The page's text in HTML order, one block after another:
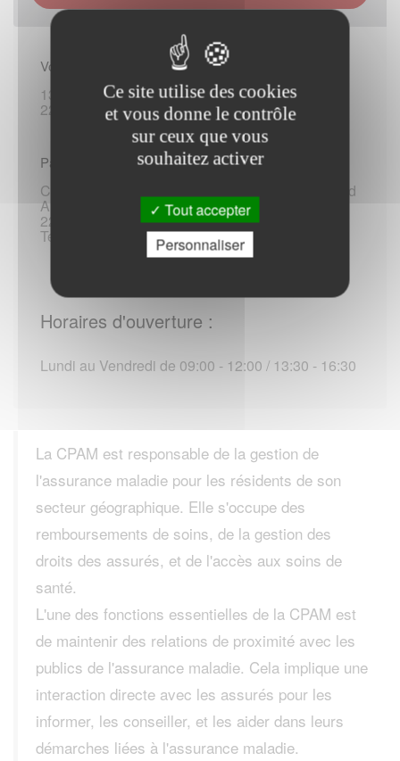
Vous rendre sur place :
13 boulevard Louis-Guilloux
22300 Lannion
Par voie postale, telephonique :
Caisse primaire d assurance maladie des Côtes-d
Armor
22024 Saint-Brieuc Cedex 1
Tel :3646 / +33 18 49 03 646 (*)
Horaires d'ouverture :
Lundi au Vendredi de 09:00 - 12:00 / 13:30 - 16:30
La CPAM est responsable de la gestion de
l'assurance maladie pour les résidents de son
secteur géographique. Elle s'occupe des
remboursements de soins, de la gestion des
droits des assurés, et de l'accès aux soins de
santé.
L'une des fonctions essentielles de la CPAM est
de maintenir des relations de proximité avec les
publics de l'assurance maladie. Cela implique une
interaction directe avec les assurés pour les
informer, les conseiller, et les aider dans leurs
démarches liées à l'assurance maladie.
Ce site utilise des cookies
et vous donne le contrôle
sur ceux que vous
souhaitez activer
Tout accepter
Personnaliser